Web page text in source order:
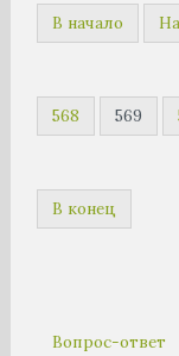
В начало
568 569
В конец
Вопрос-ответ